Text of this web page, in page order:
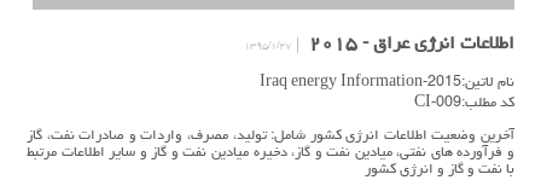
اطلاعات انرژی عراق - ۲۰۱۵ ۱۳۹۵/۱/۲۷
نام لاتین:Iraq energy Information-2015
کد مطلب:CI-009
آخرین وضعیت اطلاعات انرژی کشور شامل: تولید، مصرف، واردات و صادرات نفت، گاز
و فرآورده های نفتی، میادین نفت و گاز، دخیره میادین نفت و گاز و سایر اطلاعات مرتبط
با نفت و گاز و انرژی کشور